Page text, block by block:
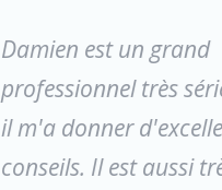
Rénovation de faîtage.
Travail de qualité,
à l'écoute et à la
de la satisfaction